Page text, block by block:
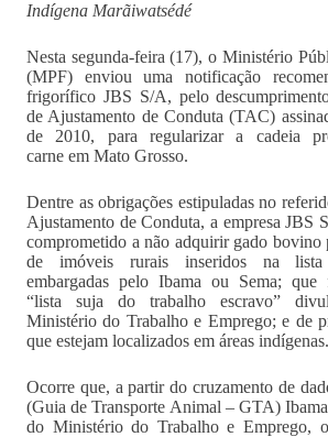
Indígena Marãiwatsédé
Nesta segunda-feira (17), o Ministério
(MPF) enviou uma notificação
frigorífico JBS S/A, pelo
de Ajustamento de Conduta (TAC)
de 2010, para regularizar a cadeia
carne em Mato Grosso.
Dentre as obrigações estipuladas no
Ajustamento de Conduta, a empresa JBS
comprometido a não adquirir gado bovino
de imóveis rurais inseridos na
embargadas pelo Ibama ou Sema; que
“lista suja do trabalho escravo”
Ministério do Trabalho e Emprego; e de
que estejam localizados em áreas indígenas.
Ocorre que, a partir do cruzamento de
(Guia de Transporte Animal – GTA)
do Ministério do Trabalho e Emprego,